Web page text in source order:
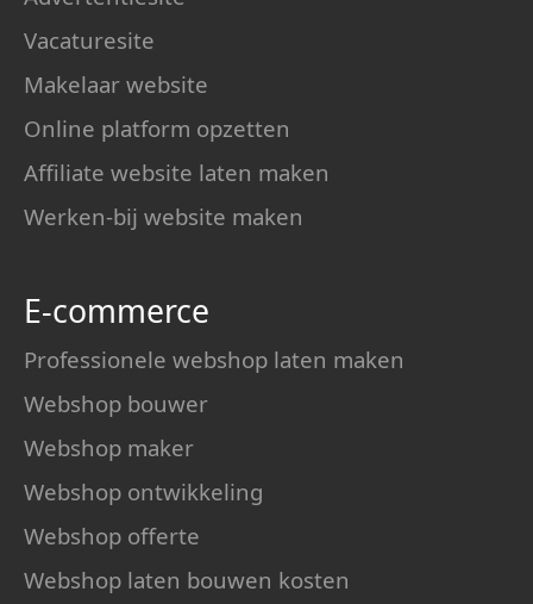
Vacaturesite
Makelaar website
Online platform opzetten
Affiliate website laten maken
Werken-bij website maken
E-commerce
Professionele webshop laten maken
Webshop bouwer
Webshop maker
Webshop ontwikkeling
Webshop offerte
Webshop laten bouwen kosten